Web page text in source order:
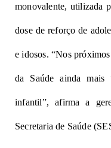
monovalente, utilizada
dose de reforço de
e idosos. “Nos
da Saúde ainda
infantil”, afirma a
Secretaria de Saúde